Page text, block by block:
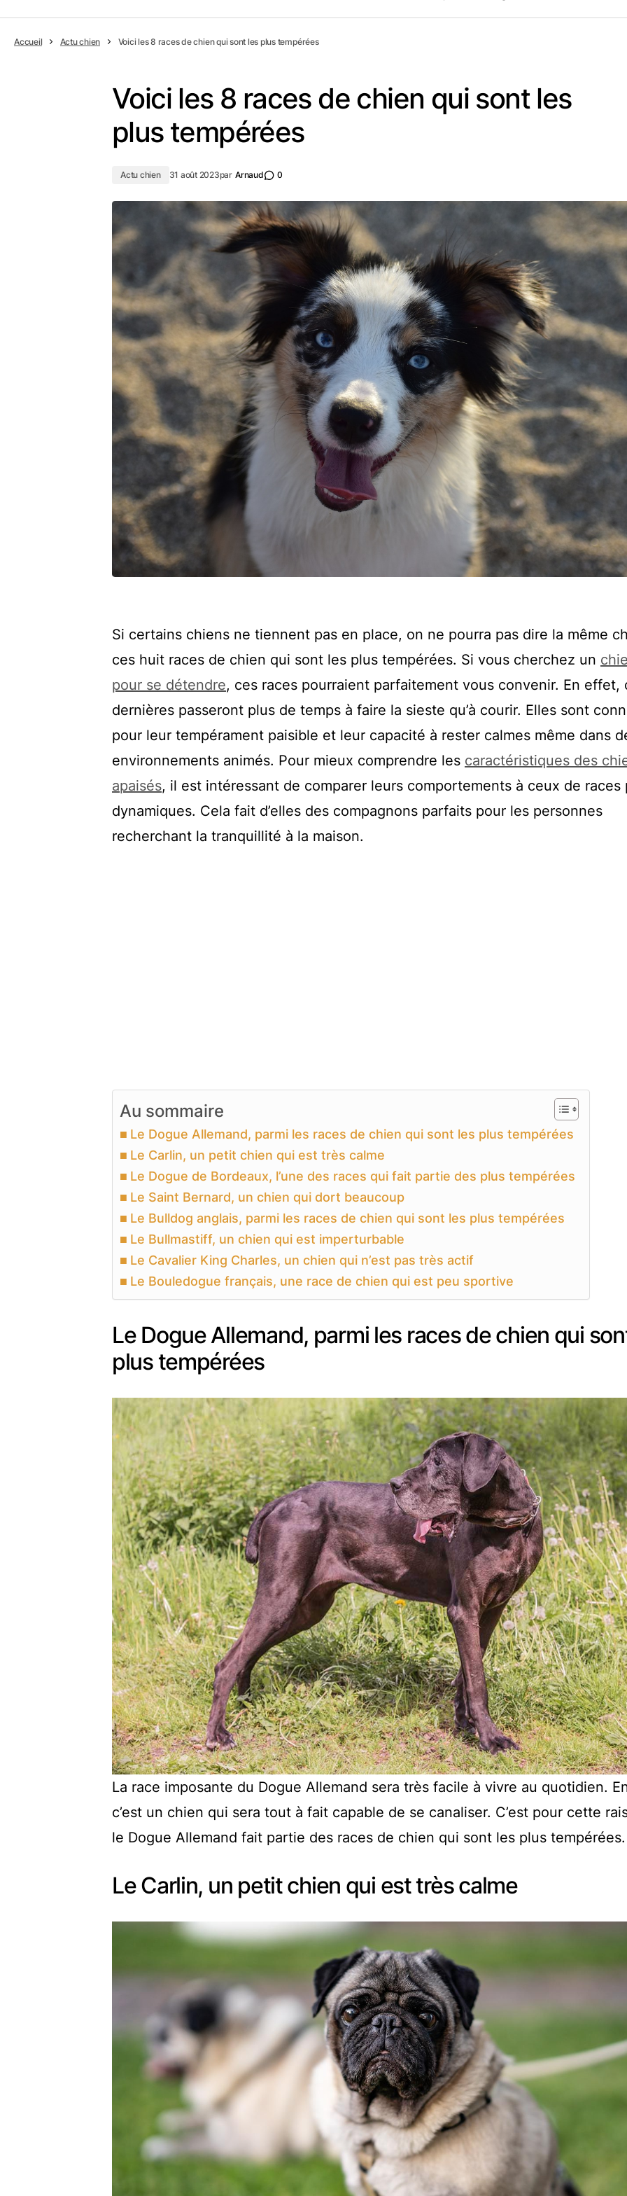
Accueil Actu chien Voici les 8 races de chien qui sont les plus tempérées
Voici les 8 races de chien qui sont les
plus tempérées
Actu chien 31 août 2023par Arnaud 0
Si certains chiens ne tiennent pas en place, on ne pourra pas dire la même
ces huit races de chien qui sont les plus tempérées. Si vous cherchez un
pour se détendre, ces races pourraient parfaitement vous convenir. En effet,
dernières passeront plus de temps à faire la sieste qu’à courir. Elles sont
pour leur tempérament paisible et leur capacité à rester calmes même dans
environnements animés. Pour mieux comprendre les caractéristiques des
apaisés, il est intéressant de comparer leurs comportements à ceux de races
dynamiques. Cela fait d’elles des compagnons parfaits pour les personnes
recherchant la tranquillité à la maison.
Au sommaire
Le Dogue Allemand, parmi les races de chien qui sont les plus tempérées
Le Carlin, un petit chien qui est très calme
Le Dogue de Bordeaux, l’une des races qui fait partie des plus tempérées
Le Saint Bernard, un chien qui dort beaucoup
Le Bulldog anglais, parmi les races de chien qui sont les plus tempérées
Le Bullmastiff, un chien qui est imperturbable
Le Cavalier King Charles, un chien qui n’est pas très actif
Le Bouledogue français, une race de chien qui est peu sportive
Le Dogue Allemand, parmi les races de chien qui
plus tempérées
La race imposante du Dogue Allemand sera très facile à vivre au quotidien.
c’est un chien qui sera tout à fait capable de se canaliser. C’est pour cette
le Dogue Allemand fait partie des races de chien qui sont les plus tempérées.
Le Carlin, un petit chien qui est très calme